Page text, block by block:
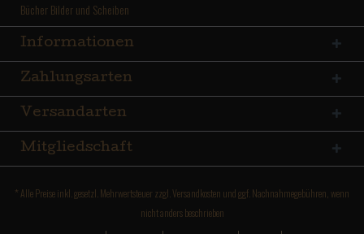
Bücher Bilder und Scheiben
Informationen
Zahlungsarten
Versandarten
Mitgliedschaft
* Alle Preise inkl. gesetzl. Mehrwertsteuer zzgl. Versandkosten und ggf. Nachnahmegebühren, wenn
nicht anders beschrieben